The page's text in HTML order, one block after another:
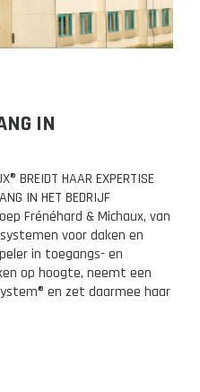
IN
BREIDT HAAR EXPERTISE
IN HET BEDRIJF
Frénéhard & Michaux, van
voor daken en
in toegangs- en
op hoogte, neemt een
en zet daarmee haar